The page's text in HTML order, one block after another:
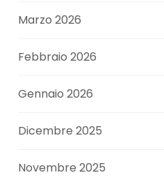
Marzo 2026
Febbraio 2026
Gennaio 2026
Dicembre 2025
Novembre 2025